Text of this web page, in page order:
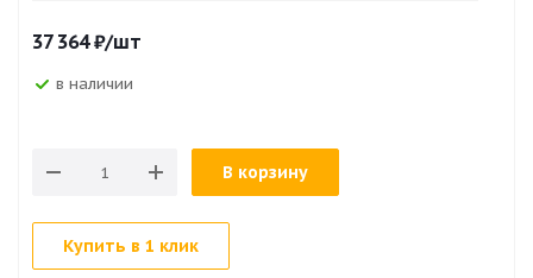
37 364₽/шт
в наличии
В корзину
Купить в 1 клик